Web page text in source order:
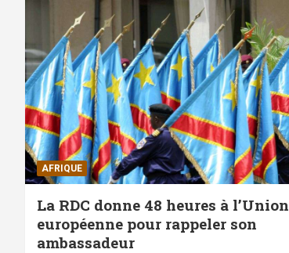
AFRIQUE
La RDC donne 48 heures à l’Union
européenne pour rappeler son
ambassadeur